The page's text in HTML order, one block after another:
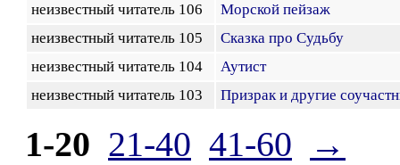
неизвестный читатель 106
Морской пейзаж
неизвестный читатель 105
Сказка про Судьбу
неизвестный читатель 104
Аутист
неизвестный читатель 103
Призрак и другие
1-20 21-40 41-60
→